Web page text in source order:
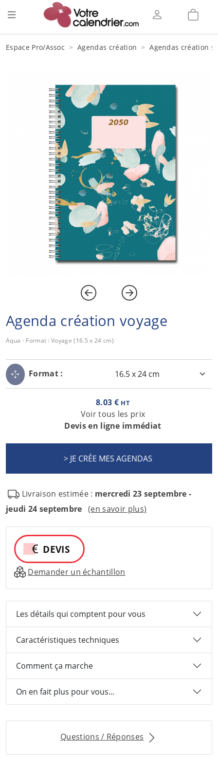
Espace Pro/Assoc Agendas création Agendas création
Agenda création voyage
Aqua - Format : Voyage (16.5 x 24 cm)
Format :
8.03 € HT
Voir tous les prix
Devis en ligne immédiat
Livraison estimée : mercredi 23 septembre -
jeudi 24 septembre (en savoir plus)
DEVIS
Demander un échantillon
Les détails qui comptent pour vous
Caractéristiques techniques
Comment ça marche
On en fait plus pour vous...
Questions / Réponses